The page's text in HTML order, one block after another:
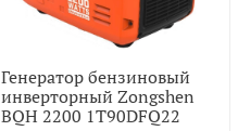
Генератор бензиновый
инверторный Zongshen
BQH 2200 1T90DFQ22